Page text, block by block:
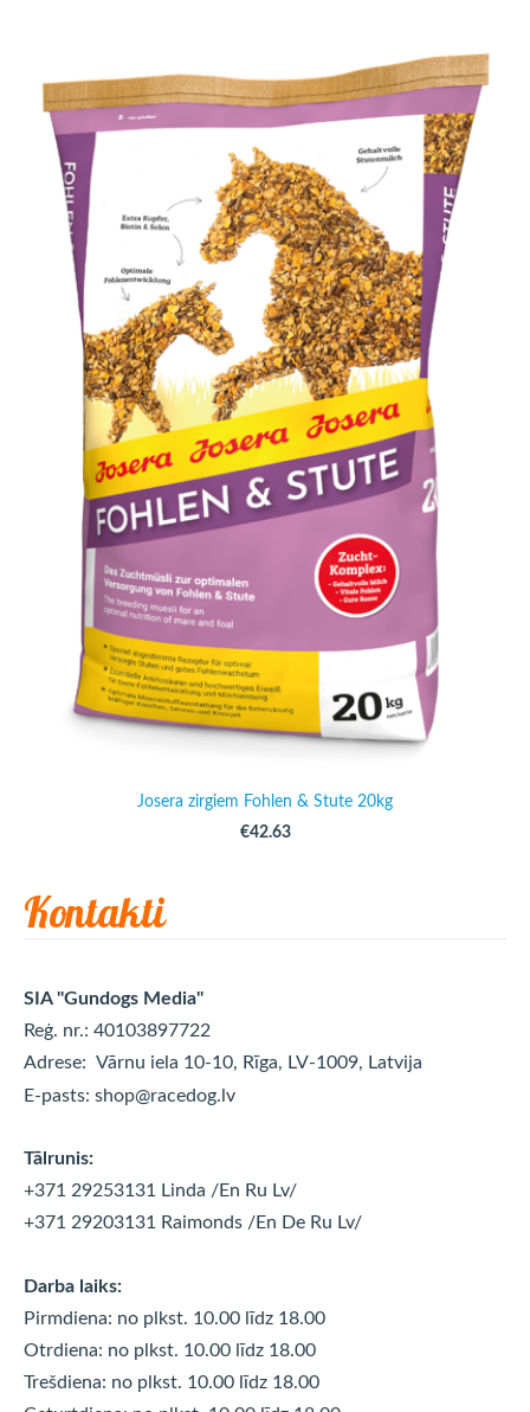
Kontakti
SIA "Gundogs Media"
Reģ. nr.: 40103897722
Adrese: Vārnu iela 10-10, Rīga, LV-1009, Latvija
E-pasts: shop@racedog.lv
Tālrunis:
+371 29253131 Linda /En Ru Lv/
+371 29203131 Raimonds /En De Ru Lv/
Darba laiks:
Pirmdiena: no plkst. 10.00 līdz 18.00
Otrdiena: no plkst. 10.00 līdz 18.00
Trešdiena: no plkst. 10.00 līdz 18.00
Josera zirgiem Fohlen & Stute 20kg
€42.63